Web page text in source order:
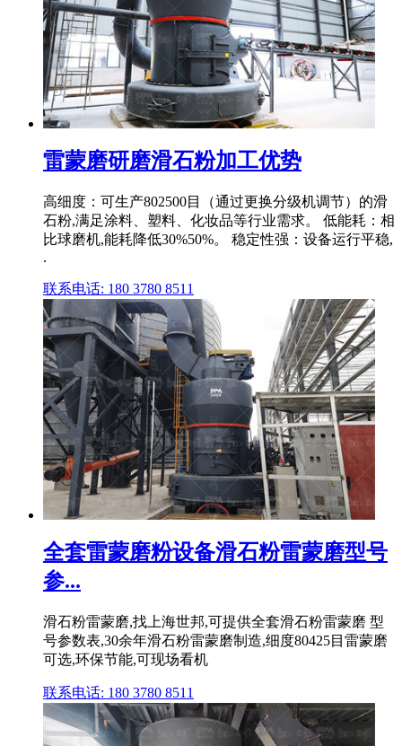
雷蒙磨研磨滑石粉加工优势
高细度：可生产802500目（通过更换分级机调节）的滑
石粉,满足涂料、塑料、化妆品等行业需求。 低能耗：相
比球磨机,能耗降低30%50%。 稳定性强：设备运行平稳,
.
联系电话: 180 3780 8511
全套雷蒙磨粉设备滑石粉雷蒙磨型号
参...
滑石粉雷蒙磨,找上海世邦,可提供全套滑石粉雷蒙磨 型
号参数表,30余年滑石粉雷蒙磨制造,细度80425目雷蒙磨
可选,环保节能,可现场看机
联系电话: 180 3780 8511